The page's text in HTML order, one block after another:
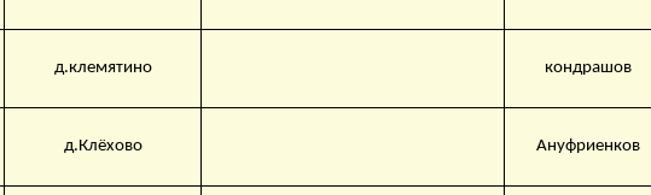
д.клемятино кондрашов
д.Клёхово Ануфриенков